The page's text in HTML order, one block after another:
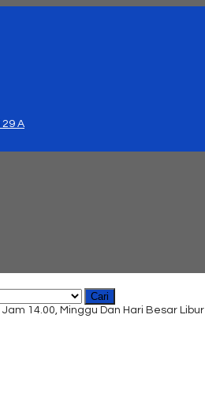
A
Cari
14.00, Minggu Dan Hari Besar Libur